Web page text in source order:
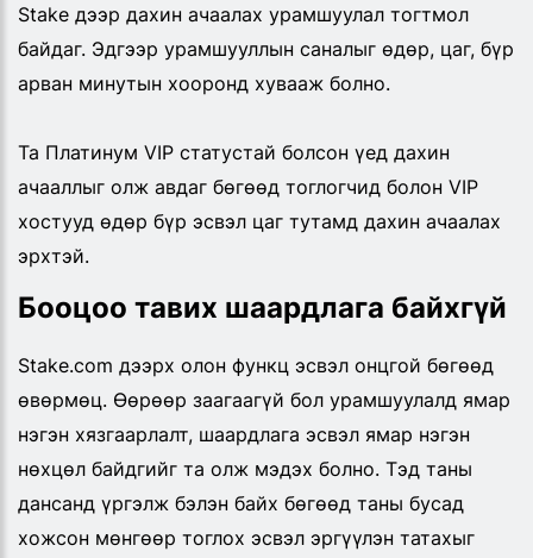
Stake дээр дахин ачаалах урамшуулал тогтмол
байдаг. Эдгээр урамшууллын саналыг өдөр, цаг, бүр
арван минутын хооронд хувааж болно.
Та Платинум VIP статустай болсон үед дахин
ачааллыг олж авдаг бөгөөд тоглогчид болон VIP
хостууд өдөр бүр эсвэл цаг тутамд дахин ачаалах
эрхтэй.
Бооцоо тавих шаардлага байхгүй
Stake.com дээрх олон функц эсвэл онцгой бөгөөд
өвөрмөц. Өөрөөр заагаагүй бол урамшуулалд ямар
нэгэн хязгаарлалт, шаардлага эсвэл ямар нэгэн
нөхцөл байдгийг та олж мэдэх болно. Тэд таны
дансанд үргэлж бэлэн байх бөгөөд таны бусад
хожсон мөнгөөр тоглох эсвэл эргүүлэн татахыг